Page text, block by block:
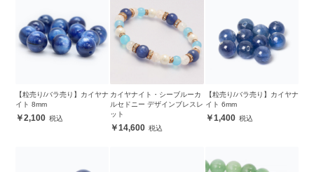
【粒売り/バラ売り】カイヤナ
イト 8mm
2,100
カイヤナイト・シーブルーカ
ルセドニー デザインブレスレ
ット
14,600
【粒売り/バラ売り】カイヤナ
イト 6mm
1,400